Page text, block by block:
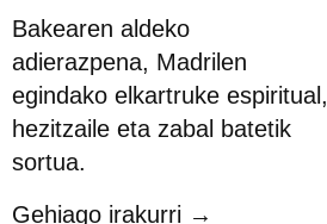
Bakearen aldeko
adierazpena, Madrilen
egindako elkartruke espiritual,
hezitzaile eta zabal batetik
sortua.
Gehiago irakurri →